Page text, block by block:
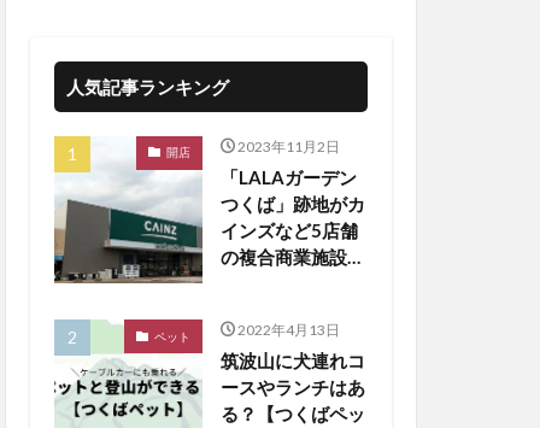
人気記事ランキング
開店 2023年11月2日
「LALAガーデン
つくば」跡地がカ
インズなど5店舗
の複合商業施設に
ペット 2022年4月13日
筑波山に犬連れコ
ースやランチはあ
る？【つくばペッ